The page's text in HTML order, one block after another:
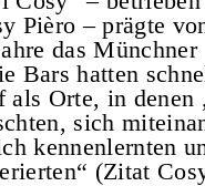
Pièro – prägte
das Münchner
Bars hatten
als Orte, in denen
sich
kennenlernten
(Zitat